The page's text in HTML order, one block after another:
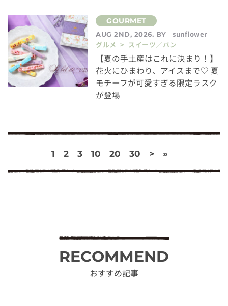
AUG 2ND, 2026. BY
sunflower
グルメ > スイーツ／パン
【夏の手土産はこれに決まり！】
花火にひまわり、アイスまで♡ 夏
モチーフが可愛すぎる限定ラスク
が登場
1 2 3 10 20 30 > »
RECOMMEND
おすすめ記事